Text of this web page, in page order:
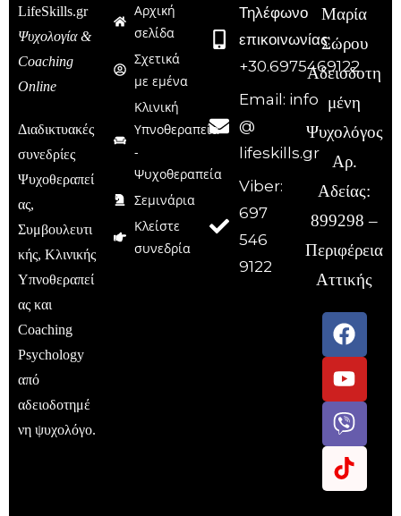
LifeSkills.gr
Ψυχολογία &
Coaching
Online
Διαδικτυακές
συνεδρίες
Ψυχοθεραπεί
ας,
Συμβουλευτι
κής, Κλινικής
Υπνοθεραπεί
ας και
Coaching
Psychology
από
αδειοδοτημέ
νη ψυχολόγο.
Αρχική
σελίδα
Σχετικά
με εμένα
Κλινική
Υπνοθεραπεία
-
Ψυχοθεραπεία
Σεμινάρια
Κλείστε
συνεδρία
Τηλέφωνο
επικοινωνίας:
+30.6975469122
Email: info
@
lifeskills.gr
Viber:
697
546
9122
Μαρία
Σώρου
Αδειοδοτη
μένη
Ψυχολόγος
Αρ.
Αδείας:
899298 –
Περιφέρεια
Αττικής